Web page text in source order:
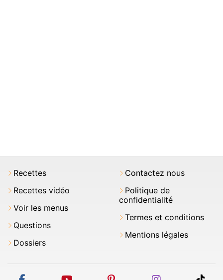
Recettes
Recettes vidéo
Voir les menus
Questions
Dossiers
Contactez nous
Politique de
confidentialité
Termes et conditions
Mentions légales